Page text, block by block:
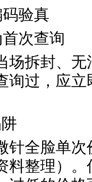
验真
次查询
场拆封、
询过，应
针全脸单
料整理）